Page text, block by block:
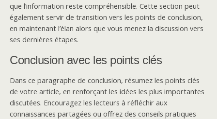
que l’information reste compréhensible. Cette section peut
également servir de transition vers les points de conclusion,
en maintenant l’élan alors que vous menez la discussion vers
ses dernières étapes.
Conclusion avec les points clés
Dans ce paragraphe de conclusion, résumez les points clés
de votre article, en renforçant les idées les plus importantes
discutées. Encouragez les lecteurs à réfléchir aux
connaissances partagées ou offrez des conseils pratiques